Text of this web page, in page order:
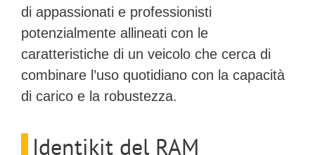
di appassionati e professionisti
potenzialmente allineati con le
caratteristiche di un veicolo che cerca di
combinare l’uso quotidiano con la capacità
di carico e la robustezza.
Identikit del RAM